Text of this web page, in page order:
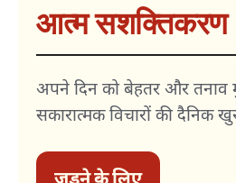
आत्म सशक्तिकरण
अपने दिन को बेहतर और तनाव
सकारात्मक विचारों की दैनिक